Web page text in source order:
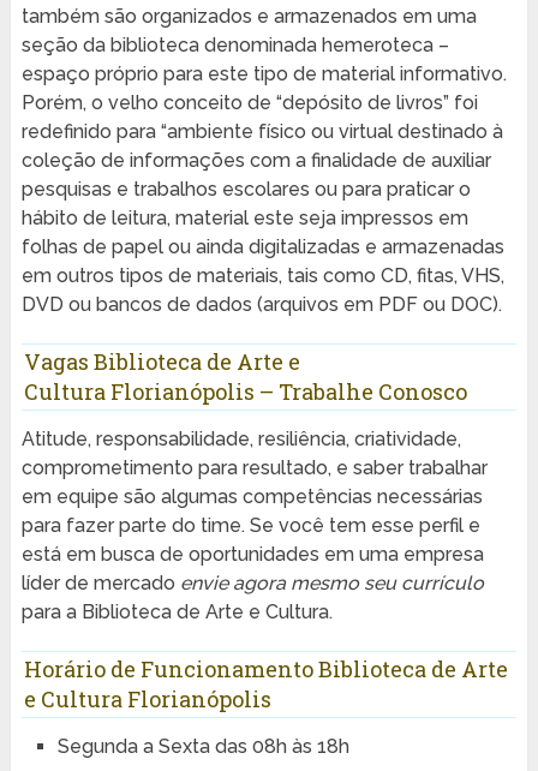
também são organizados e armazenados em uma
seção da biblioteca denominada hemeroteca –
espaço próprio para este tipo de material informativo.
Porém, o velho conceito de “depósito de livros” foi
redefinido para “ambiente físico ou virtual destinado à
coleção de informações com a finalidade de auxiliar
pesquisas e trabalhos escolares ou para praticar o
hábito de leitura, material este seja impressos em
folhas de papel ou ainda digitalizadas e armazenadas
em outros tipos de materiais, tais como CD, fitas, VHS,
DVD ou bancos de dados (arquivos em PDF ou DOC).
Vagas Biblioteca de Arte e
Cultura Florianópolis – Trabalhe Conosco
Atitude, responsabilidade, resiliência, criatividade,
comprometimento para resultado, e saber trabalhar
em equipe são algumas competências necessárias
para fazer parte do time. Se você tem esse perfil e
está em busca de oportunidades em uma empresa
líder de mercado envie agora mesmo seu currículo
para a Biblioteca de Arte e Cultura.
Horário de Funcionamento Biblioteca de Arte
e Cultura Florianópolis
Segunda a Sexta das 08h às 18h